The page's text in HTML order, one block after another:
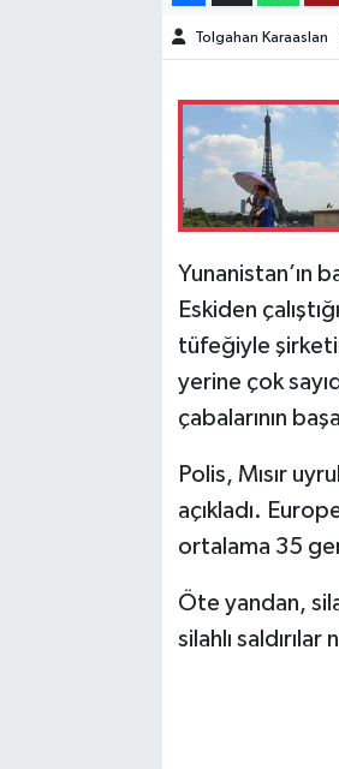
Tolgahan Karaaslan
Yunanistan’ın
Eskiden
tüfeğiyle
yerine çok
çabalarının
Polis, Mısır
açıkladı.
ortalama 35
Öte yandan,
silahlı
OTOMOTİV
KÜLTÜR SANAT